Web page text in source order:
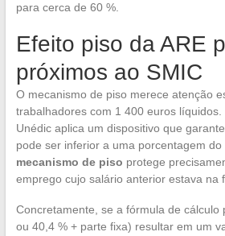
para cerca de 60 %.
Efeito piso da ARE
próximos ao SMIC
O mecanismo de piso merece atenção
trabalhadores com 1 400 euros
Unédic aplica um dispositivo que
pode ser inferior a uma porcentagem do
mecanismo de piso protege
emprego cujo salário anterior estava na
Concretamente, se a fórmula de cálculo
ou 40,4 % + parte fixa) resultar em um